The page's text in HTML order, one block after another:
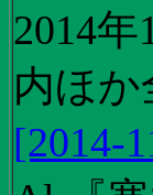
2014
内ほ
[2014-